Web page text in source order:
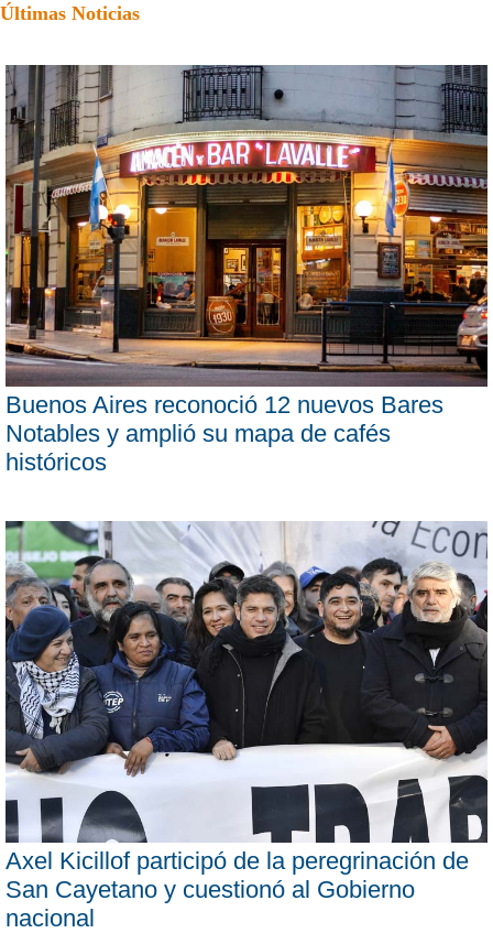
Últimas Noticias
Buenos Aires reconoció 12 nuevos Bares
Notables y amplió su mapa de cafés
históricos
Axel Kicillof participó de la peregrinación de
San Cayetano y cuestionó al Gobierno
nacional